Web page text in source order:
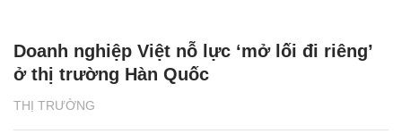
THỊ TRƯỜNG
Doanh nghiệp Việt nỗ lực ‘mở lối đi riêng’
ở thị trường Hàn Quốc